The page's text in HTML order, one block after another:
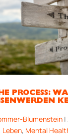
PROCESS:
Blumenstein|
Leben, Mental